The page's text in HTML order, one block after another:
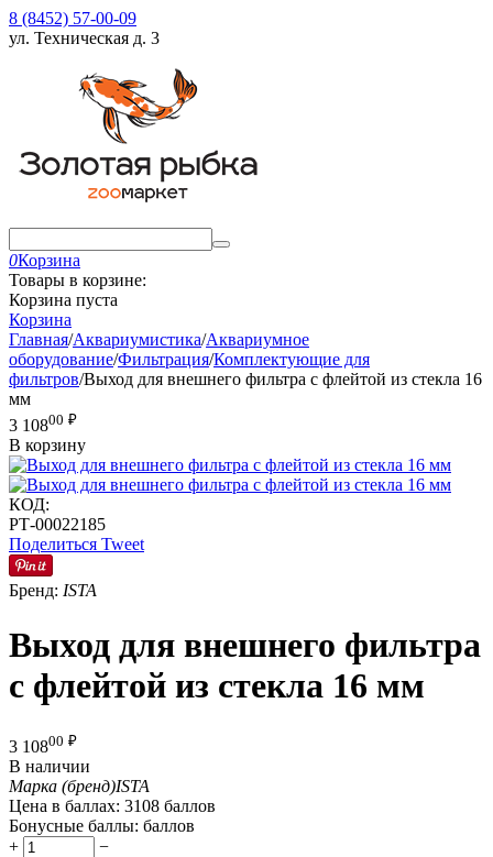
8 (8452) 57-00-09
ул. Техническая д. 3
0Корзина
Товары в корзине:
Корзина пуста
Корзина
Главная/Аквариумистика/Аквариумное
оборудование/Фильтрация/Комплектующие для
фильтров/Выход для внешнего фильтра с флейтой из стекла 16
мм
3 10800 ₽
В корзину
КОД:
РТ-00022185
Поделиться Tweet
Бренд: ISTA
Выход для внешнего фильтра
с флейтой из стекла 16 мм
3 10800 ₽
В наличии
Марка (бренд)ISTA
Цена в баллах: 3108 баллов
Бонусные баллы: баллов
+
−